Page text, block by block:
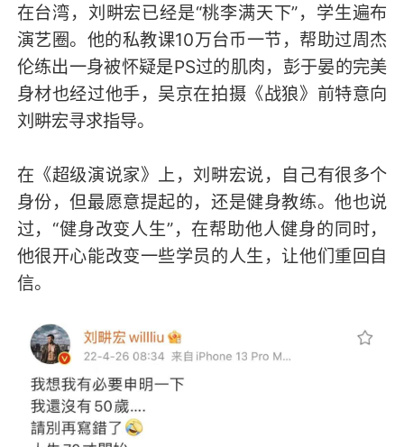
在台湾，刘畊宏已经是“桃李满天下”，学生遍布
演艺圈。他的私教课10万台币一节，帮助过周杰
伦练出一身被怀疑是PS过的肌肉，彭于晏的完美
身材也经过他手，吴京在拍摄《战狼》前特意向
刘畊宏寻求指导。
在《超级演说家》上，刘畊宏说，自己有很多个
身份，但最愿意提起的，还是健身教练。他也说
过，“健身改变人生”，在帮助他人健身的同时，
他很开心能改变一些学员的人生，让他们重回自
信。